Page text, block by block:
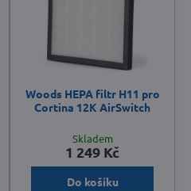
Woods HEPA filtr H11 pro
Cortina 12K AirSwitch
Skladem
1 249 Kč
Do košíku